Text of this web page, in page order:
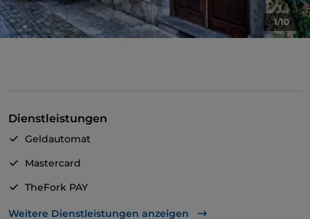
1/10
Dienstleistungen
Geldautomat
Mastercard
TheFork PAY
UnionPay über TheFork PAY
Weitere Dienstleistungen anzeigen